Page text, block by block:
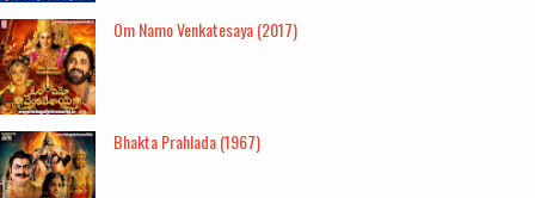
Om Namo Venkatesaya (2017)
Bhakta Prahlada (1967)